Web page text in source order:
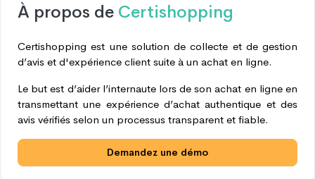
À propos de Certishopping
Certishopping est une solution de collecte et de gestion
d’avis et d'expérience client suite à un achat en ligne.
Le but est d’aider l’internaute lors de son achat en ligne en
transmettant une expérience d’achat authentique et des
avis vérifiés selon un processus transparent et fiable.
Demandez une démo